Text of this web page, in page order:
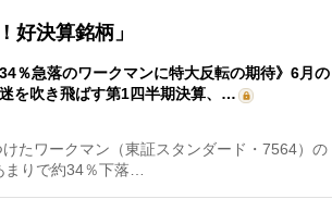
好決算銘柄」
34％急落のワークマンに特大反転の期待》6月の
を吹き飛ばす第1四半期決算、…
たワークマン（東証スタンダード・7564）の
りで約34％下落…